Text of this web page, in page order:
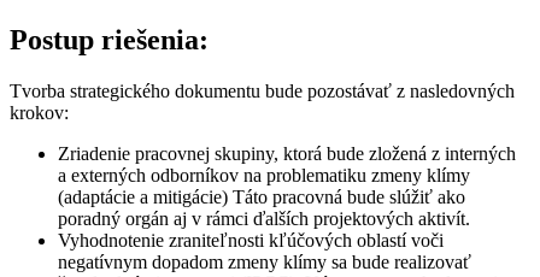
Postup riešenia:
Tvorba strategického dokumentu bude pozostávať z nasledovných
krokov:
Zriadenie pracovnej skupiny, ktorá bude zložená z interných
a externých odborníkov na problematiku zmeny klímy
(adaptácie a mitigácie) Táto pracovná bude slúžiť ako
poradný orgán aj v rámci ďalších projektových aktivít.
Vyhodnotenie zraniteľnosti kľúčových oblastí voči
negatívnym dopadom zmeny klímy sa bude realizovať